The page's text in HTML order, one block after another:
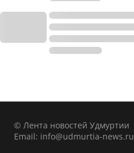
© Лента новостей Удмуртии
Email: info@udmurtia-news.ru